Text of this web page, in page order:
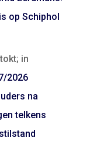
op Schiphol
in
2026
na
telkens